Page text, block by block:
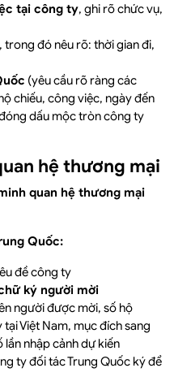
tại công ty, ghi rõ chức vụ,
, trong đó nêu rõ: thời gian đi,
(yêu cầu rõ ràng các
chiếu, công việc, ngày đến
dấu mộc tròn công ty
hệ thương mại
quan hệ thương mại
Quốc:
đề công ty
ký người mời
người được mời, số hộ
Việt Nam, mục đích sang
lần nhập cảnh dự kiến
ty đối tác Trung Quốc ký để